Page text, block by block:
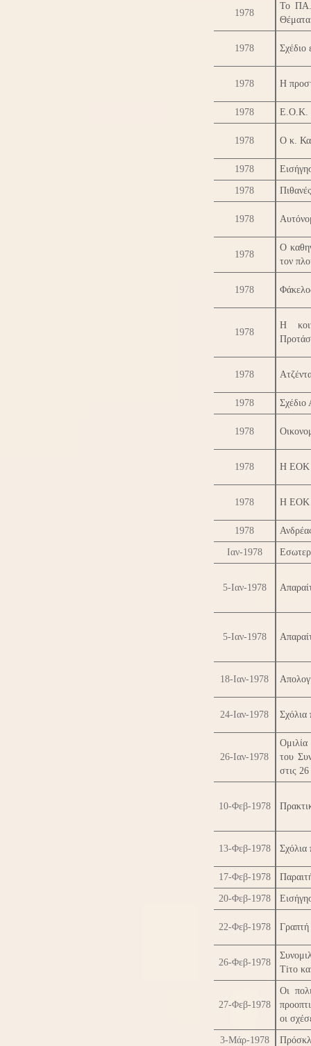
1978
Το
Θέματα
1978 Σχέδιο
1978 Η
1978 Ε.Ο.Κ.
1978 Ο κ.
1978
1978
1978
1978
Ο
τον
1978
1978
Η
1978
1978 Σχέδιο
1978
1978 Η ΕΟΚ
1978 Η ΕΟΚ
1978
Ιαν-1978
5-Ιαν-1978
5-Ιαν-1978
18-Ιαν-1978
24-Ιαν-1978 Σχόλια
26-Ιαν-1978
του
στις
10-Φεβ-1978
13-Φεβ-1978 Σχόλια
17-Φεβ-1978
20-Φεβ-1978
22-Φεβ-1978
26-Φεβ-1978
Tiτo
27-Φεβ-1978
Οι
οι
3-Μάρ-1978